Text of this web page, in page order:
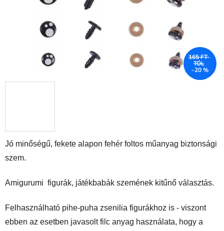
Jó minőségű, fekete alapon fehér foltos műanyag biztonsági
szem.
Amigurumi figurák, játékbabák szemének kitűnő választás.
Felhasználható pihe-puha zsenilia figurákhoz is - viszont
ebben az esetben javasolt filc anyag használata, hogy a
165 FT-
TÓL
–20 %